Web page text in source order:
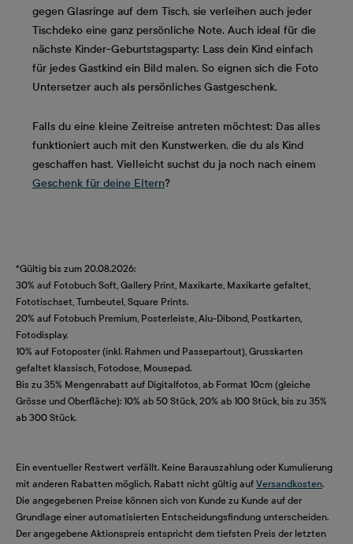
gegen Glasringe auf dem Tisch, sie verleihen auch jeder
Tischdeko eine ganz persönliche Note. Auch ideal für die
nächste Kinder-Geburtstagsparty: Lass dein Kind einfach
für jedes Gastkind ein Bild malen. So eignen sich die Foto
Untersetzer auch als persönliches Gastgeschenk.
Falls du eine kleine Zeitreise antreten möchtest: Das alles
funktioniert auch mit den Kunstwerken, die du als Kind
geschaffen hast. Vielleicht suchst du ja noch nach einem
Geschenk für deine Eltern?
*Gültig bis zum 20.08.2026:
30% auf Fotobuch Soft, Gallery Print, Maxikarte, Maxikarte gefaltet,
Fototischset, Turnbeutel, Square Prints.
20% auf Fotobuch Premium, Posterleiste, Alu-Dibond, Postkarten,
Fotodisplay.
10% auf Fotoposter (inkl. Rahmen und Passepartout), Grusskarten
gefaltet klassisch, Fotodose, Mousepad.
Bis zu 35% Mengenrabatt auf Digitalfotos, ab Format 10cm (gleiche
Grösse und Oberfläche): 10% ab 50 Stück, 20% ab 100 Stück, bis zu 35%
ab 300 Stück.
Ein eventueller Restwert verfällt. Keine Barauszahlung oder Kumulierung
mit anderen Rabatten möglich. Rabatt nicht gültig auf Versandkosten.
Die angegebenen Preise können sich von Kunde zu Kunde auf der
Grundlage einer automatisierten Entscheidungsfindung unterscheiden.
Der angegebene Aktionspreis entspricht dem tiefsten Preis der letzten